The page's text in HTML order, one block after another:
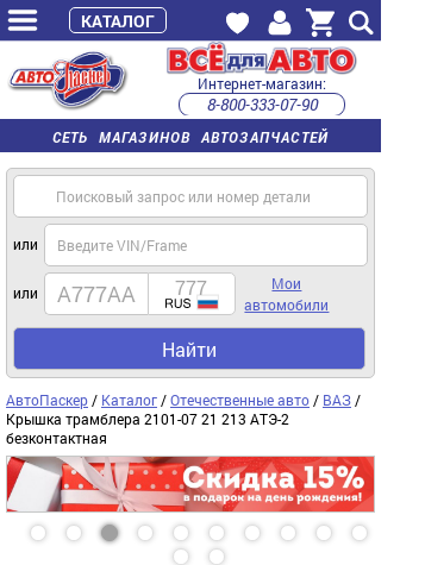
СЕТЬ МАГАЗИНОВ АВТОЗАПЧАСТЕЙ
Интернет-магазин:
8-800-333-07-90
часы работы с 9:00 до 22:00 (пн-пт)
или
или
Мои
автомобили
Найти
АвтоПаскер / Каталог /Отечественные авто / ВАЗ /
Крышка трамблера 2101-07 21 213 АТЭ-2
безконтактная
КАТАЛОГ